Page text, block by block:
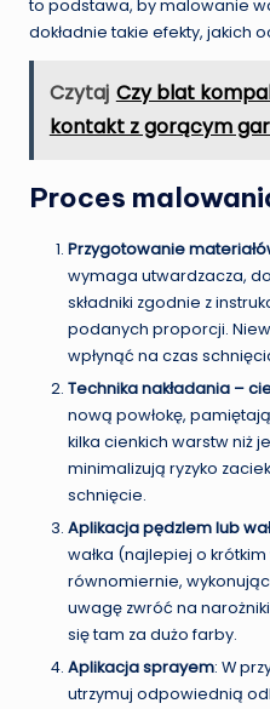
to podstawa, by malowanie
dokładnie takie efekty, jakich
Czytaj Czy blat
kontakt z gorącym
Proces
Przygotowanie
wymaga utwardzacza,
składniki zgodnie z
podanych proporcji.
wpłynąć na czas
Technika nakładania –
nową powłokę,
kilka cienkich warstw niż
minimalizują ryzyko
schnięcie.
Aplikacja pędzlem lub
wałka (najlepiej o
równomiernie,
uwagę zwróć na
się tam za dużo farby.
Aplikacja sprayem: W
utrzymuj odpowiednią